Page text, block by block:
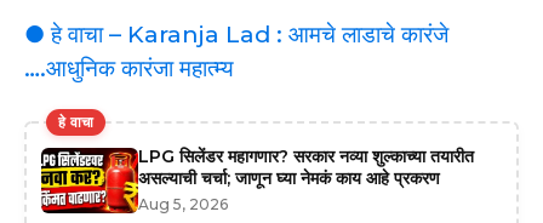
● हे वाचा – Karanja Lad : आमचे लाडाचे कारंजे
….आधुनिक कारंजा महात्म्य
हे वाचा
LPG सिलेंडर महागणार? सरकार नव्या शुल्काच्या तयारीत
असल्याची चर्चा; जाणून घ्या नेमकं काय आहे प्रकरण
Aug 5, 2026